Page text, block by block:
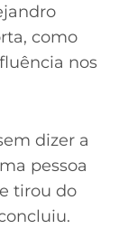
como
nos
dizer a
pessoa
tirou do